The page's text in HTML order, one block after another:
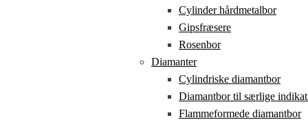
Cylinder hårdmetalbor
Gipsfræsere
Rosenbor
Diamanter
Cylindriske diamantbor
Diamantbor til særlige
Flammeformede diamantbor